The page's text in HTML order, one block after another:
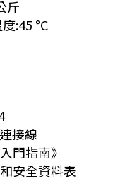
斤
:45 °C
接線
門指南》
安全資料表